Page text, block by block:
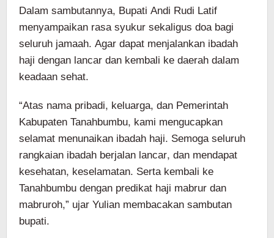
Dalam sambutannya, Bupati Andi Rudi Latif
menyampaikan rasa syukur sekaligus doa bagi
seluruh jamaah. Agar dapat menjalankan ibadah
haji dengan lancar dan kembali ke daerah dalam
keadaan sehat.
“Atas nama pribadi, keluarga, dan Pemerintah
Kabupaten Tanahbumbu, kami mengucapkan
selamat menunaikan ibadah haji. Semoga seluruh
rangkaian ibadah berjalan lancar, dan mendapat
kesehatan, keselamatan. Serta kembali ke
Tanahbumbu dengan predikat haji mabrur dan
mabruroh,” ujar Yulian membacakan sambutan
bupati.